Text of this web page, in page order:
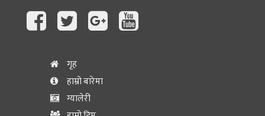
गृह
हाम्रो बारेमा
ग्यालेरी